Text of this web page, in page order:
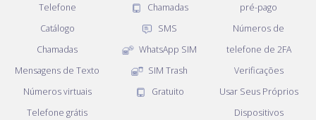
Telefone
Catálogo
Chamadas
Mensagens de Texto
Números virtuais
Telefone grátis
Chamadas
SMS
WhatsApp SIM
SIM Trash
Gratuito
pré-pago
Números de
telefone de 2FA
Verificações
Usar Seus Próprios
Dispositivos